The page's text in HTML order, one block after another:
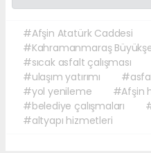
#Afşin Atatürk Caddesi
#Kahramanmaraş
#sıcak asfalt çalışması
#ulaşım yatırımı
#yol yenileme
#Afşin
#belediye çalışmaları
#altyapı hizmetleri